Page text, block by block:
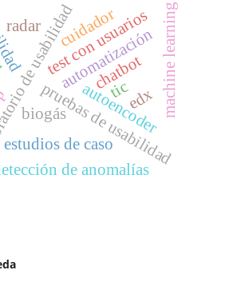
usabilidad
pruebas de usabilidad
test con usuarios
automatización
biogás
de anomalías
autoencodermachine learning
estudios de caso
edx
chatbot
cuidador
tic
radar